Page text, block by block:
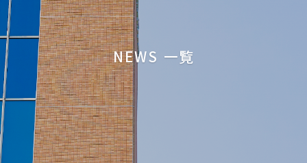
NEWS 一覧